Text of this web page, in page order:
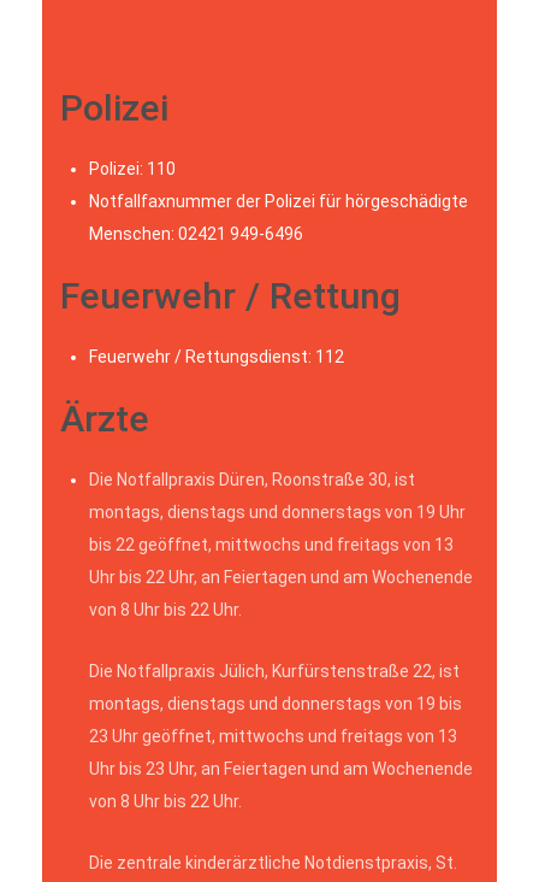
Polizei
Polizei: 110
Notfallfaxnummer der Polizei für hörgeschädigte
Menschen: 02421 949-6496
Feuerwehr / Rettung
Feuerwehr / Rettungsdienst: 112
Ärzte
Die Notfallpraxis Düren, Roonstraße 30, ist
montags, dienstags und donnerstags von 19 Uhr
bis 22 geöffnet, mittwochs und freitags von 13
Uhr bis 22 Uhr, an Feiertagen und am Wochenende
von 8 Uhr bis 22 Uhr.
Die Notfallpraxis Jülich, Kurfürstenstraße 22, ist
montags, dienstags und donnerstags von 19 bis
23 Uhr geöffnet, mittwochs und freitags von 13
Uhr bis 23 Uhr, an Feiertagen und am Wochenende
von 8 Uhr bis 22 Uhr.
Die zentrale kinderärztliche Notdienstpraxis, St.